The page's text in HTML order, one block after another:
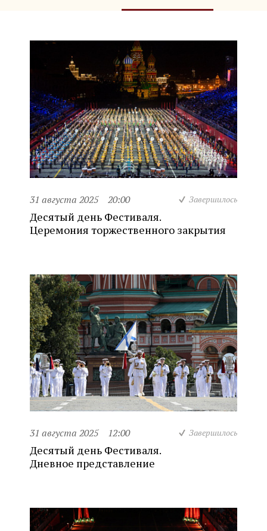
31 августа 2025 20:00 Завершилось
Десятый день Фестиваля.
Церемония торжественного закрытия
31 августа 2025 12:00 Завершилось
Десятый день Фестиваля.
Дневное представление